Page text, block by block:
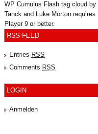
WP Cumulus Flash tag cloud by
Tanck and Luke Morton requires
Player9 or better.
RSS-FEED
Entries RSS
Comments RSS
LOGIN
Anmelden